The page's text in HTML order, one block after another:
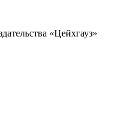
«Цейхгауз»